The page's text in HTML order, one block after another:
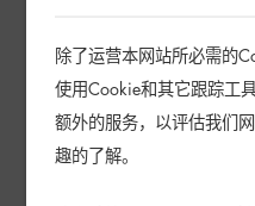
除了运营本网站所必需的
使用Cookie和其它跟踪工
额外的服务，以评估我们
趣的了解。